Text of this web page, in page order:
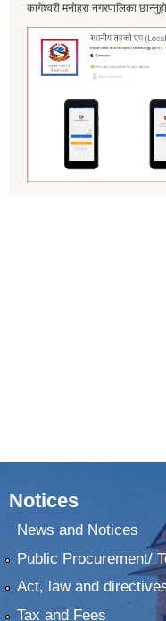
कागेश्वरी मनोहरा नगरपालिका
Notices
News and Notices
Public Procurement/
Act, law and
Tax and Fees